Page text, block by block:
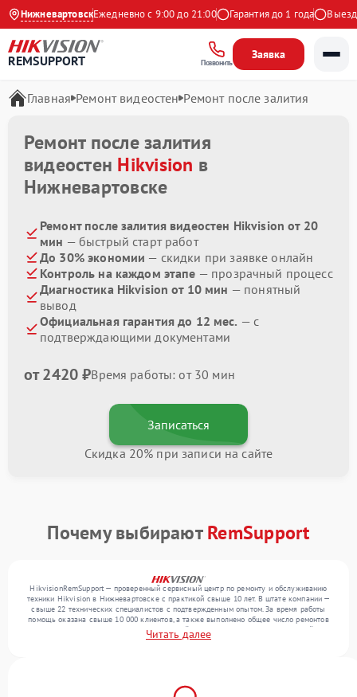
Нижневартовск
4.9 на Яндекс Ежедневно с 9:00 до 21:00 Гарантия до 1 года Выезд
REMSUPPORT Позвонить
Заявка
Главная Ремонт видеостен Ремонт после залития
Ремонт после залития
видеостен Hikvision в
Нижневартовске
Ремонт после залития видеостен Hikvision от 20
мин — быстрый старт работ
До 30% экономии — скидки при заявке онлайн
Контроль на каждом этапе — прозрачный процесс
Диагностика Hikvision от 10 мин — понятный
вывод
Официальная гарантия до 12 мес. — с
подтверждающими документами
от 2420 ₽Время работы: от 30 мин
Записаться
Скидка 20% при записи на сайте
Почему выбираютRemSupport
HikvisionRemSupport — проверенный сервисный центр по ремонту и обслуживанию
техники Hikvision в Нижневартовске с практикой свыше 10 лет. В штате компании —
свыше 22 технических специалистов с подтвержденным опытом. За время работы
помощь оказана свыше 10 000 клиентов, а также выполнено общее число ремонтов
превысило 12 000. Ежемесячно в сервисный центр поступает более 300 устройств,
включая , , . Мы устраняем поломки любой сложности и поддерживаем высокий
Читать далее